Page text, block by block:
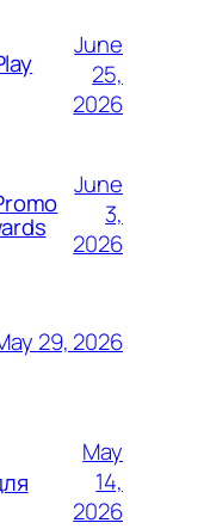
June
25,
2026
June
3,
2026
29, 2026
May
14,
2026